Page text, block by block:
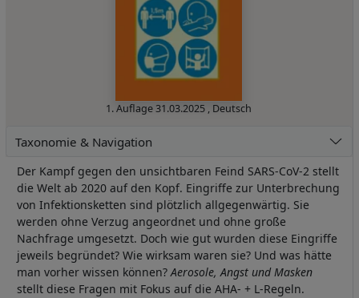
1. Auflage31.03.2025 , Deutsch
Taxonomie & Navigation
Der Kampf gegen den unsichtbaren Feind SARS-CoV-2 stellt
die Welt ab 2020 auf den Kopf. Eingriffe zur Unterbrechung
von Infektionsketten sind plötzlich allgegenwärtig. Sie
werden ohne Verzug angeordnet und ohne große
Nachfrage umgesetzt. Doch wie gut wurden diese Eingriffe
jeweils begründet? Wie wirksam waren sie? Und was hätte
man vorher wissen können?Aerosole, Angst und Masken
stellt diese Fragen mit Fokus auf die AHA- + L-Regeln.